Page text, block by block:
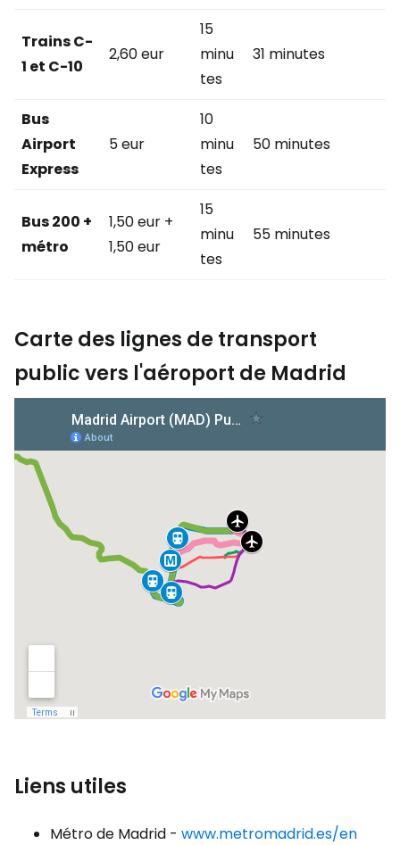
Trains C-
1 et C-10
2,60 eur
15
minu
tes
31 minutes
Bus
Airport
Express
5 eur
10
minu
tes
50 minutes
Bus 200 +
métro
1,50 eur +
1,50 eur
15
minu
tes
55 minutes
Carte des lignes de transport
public vers l'aéroport de Madrid
Liens utiles
Métro de Madrid - www.metromadrid.es/en